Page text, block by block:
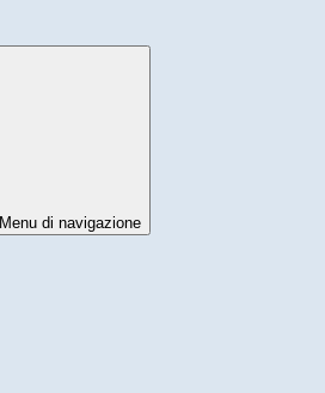
Menu di navigazione